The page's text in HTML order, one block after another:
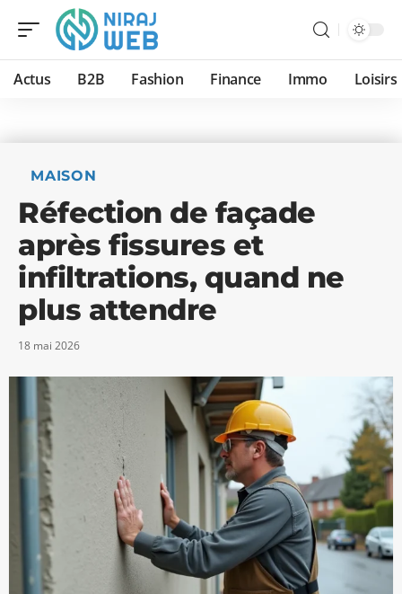
Actus B2B Fashion Finance Immo Loisirs
MAISON
Réfection de façade
après fissures et
infiltrations, quand ne
plus attendre
18 mai 2026